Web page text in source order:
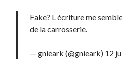
VidéosFake? L écriture me
de la carrosserie.
— gnieark (@gnieark) 12